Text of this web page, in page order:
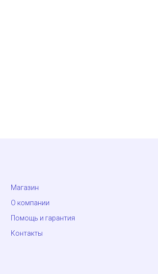
Магазин
О компании
Помощь и гарантия
Контакты